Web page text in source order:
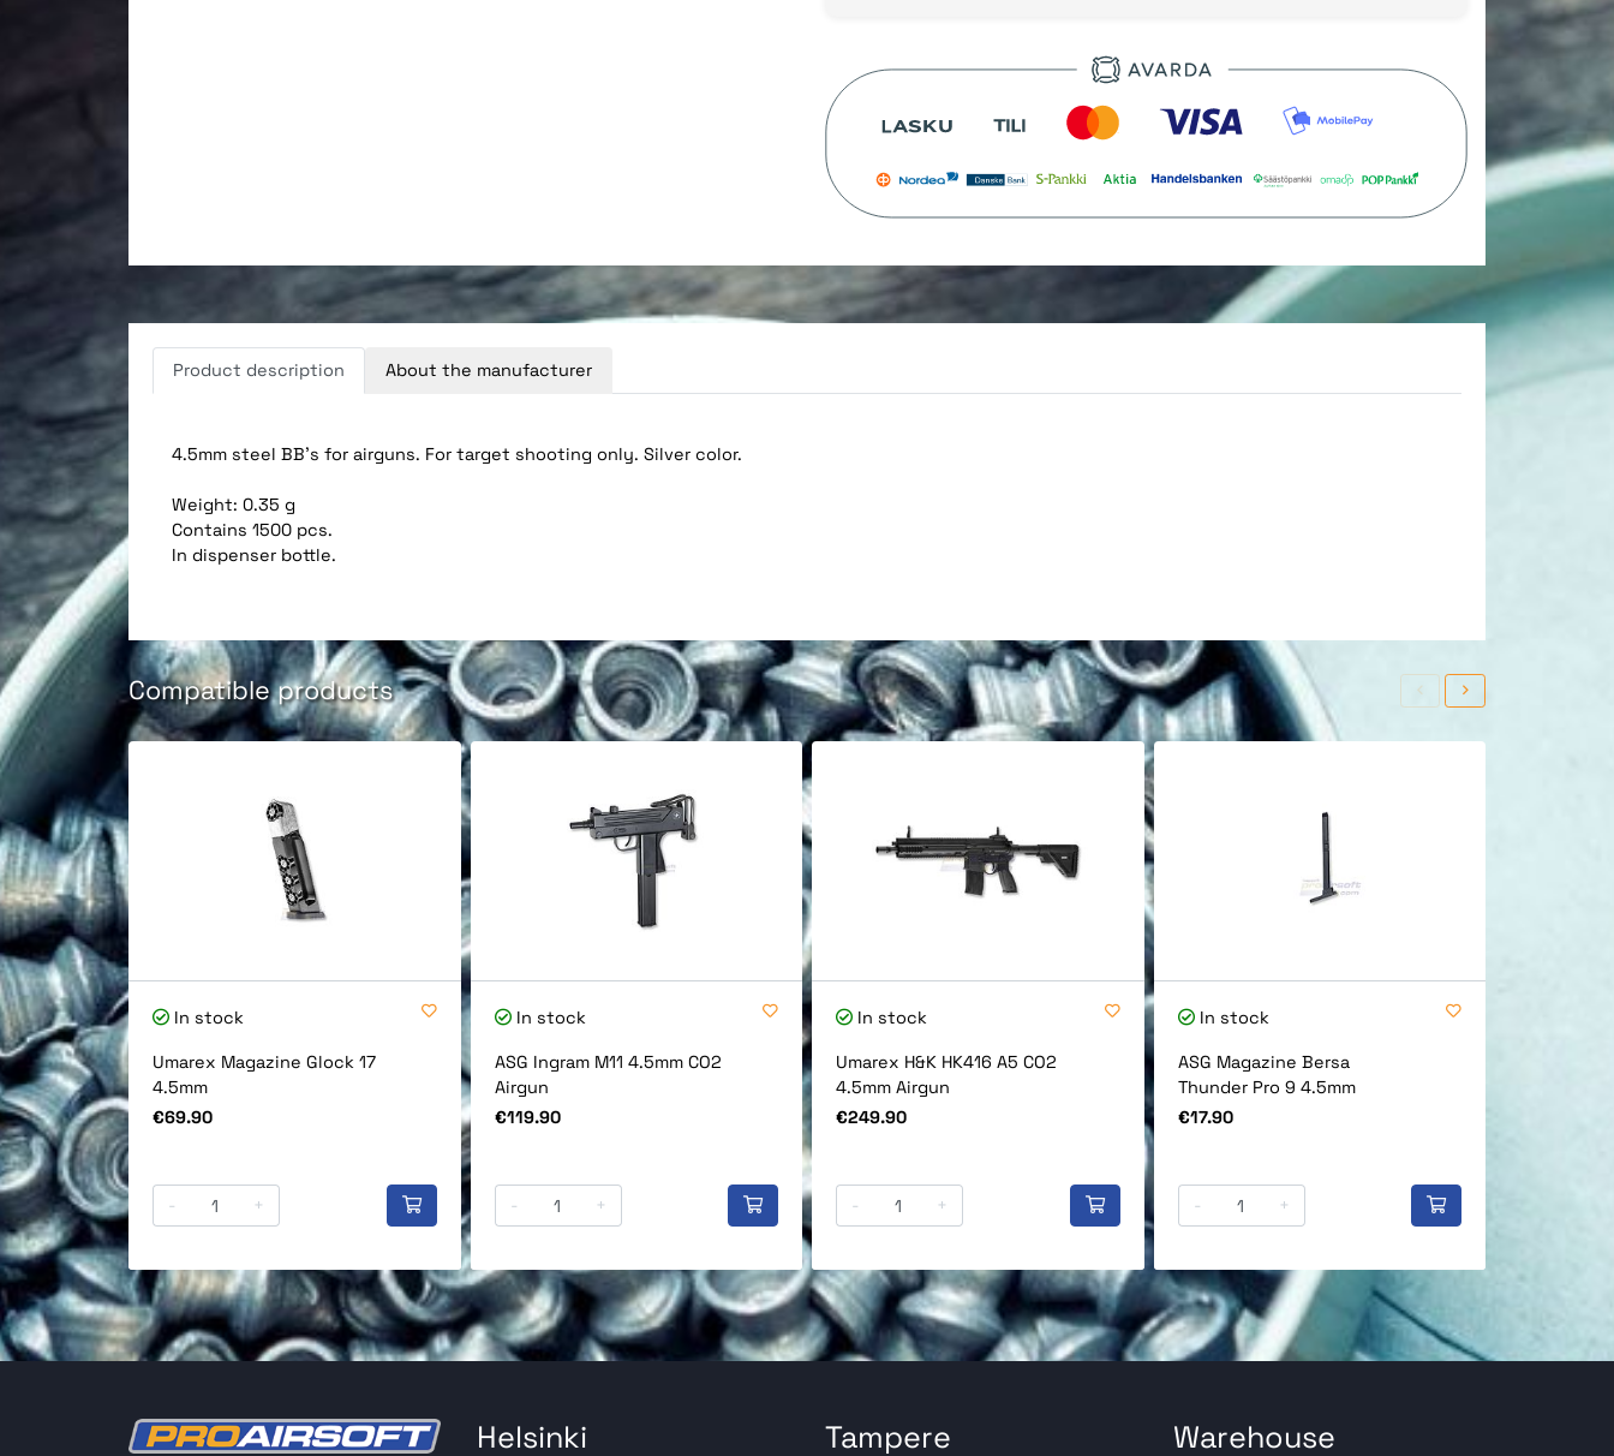
Product description About the manufacturer
4.5mm steel BB's for airguns. For target shooting only. Silver color.
Weight: 0.35 g
Contains 1500 pcs.
In dispenser bottle.
Compatible products
In stock
Umarex Magazine Glock 17
4.5mm
Price
€69.90
- +
In stock
ASG Ingram M11 4.5mm CO2
Airgun
Price
€119.90
- +
In stock
Umarex H&K HK416 A5 CO2
4.5mm Airgun
Price
€249.90
- +
In stock
ASG Magazine Bersa
Thunder Pro 9 4.5mm
Price
€17.90
- +
Helsinki Tampere
Warehouse